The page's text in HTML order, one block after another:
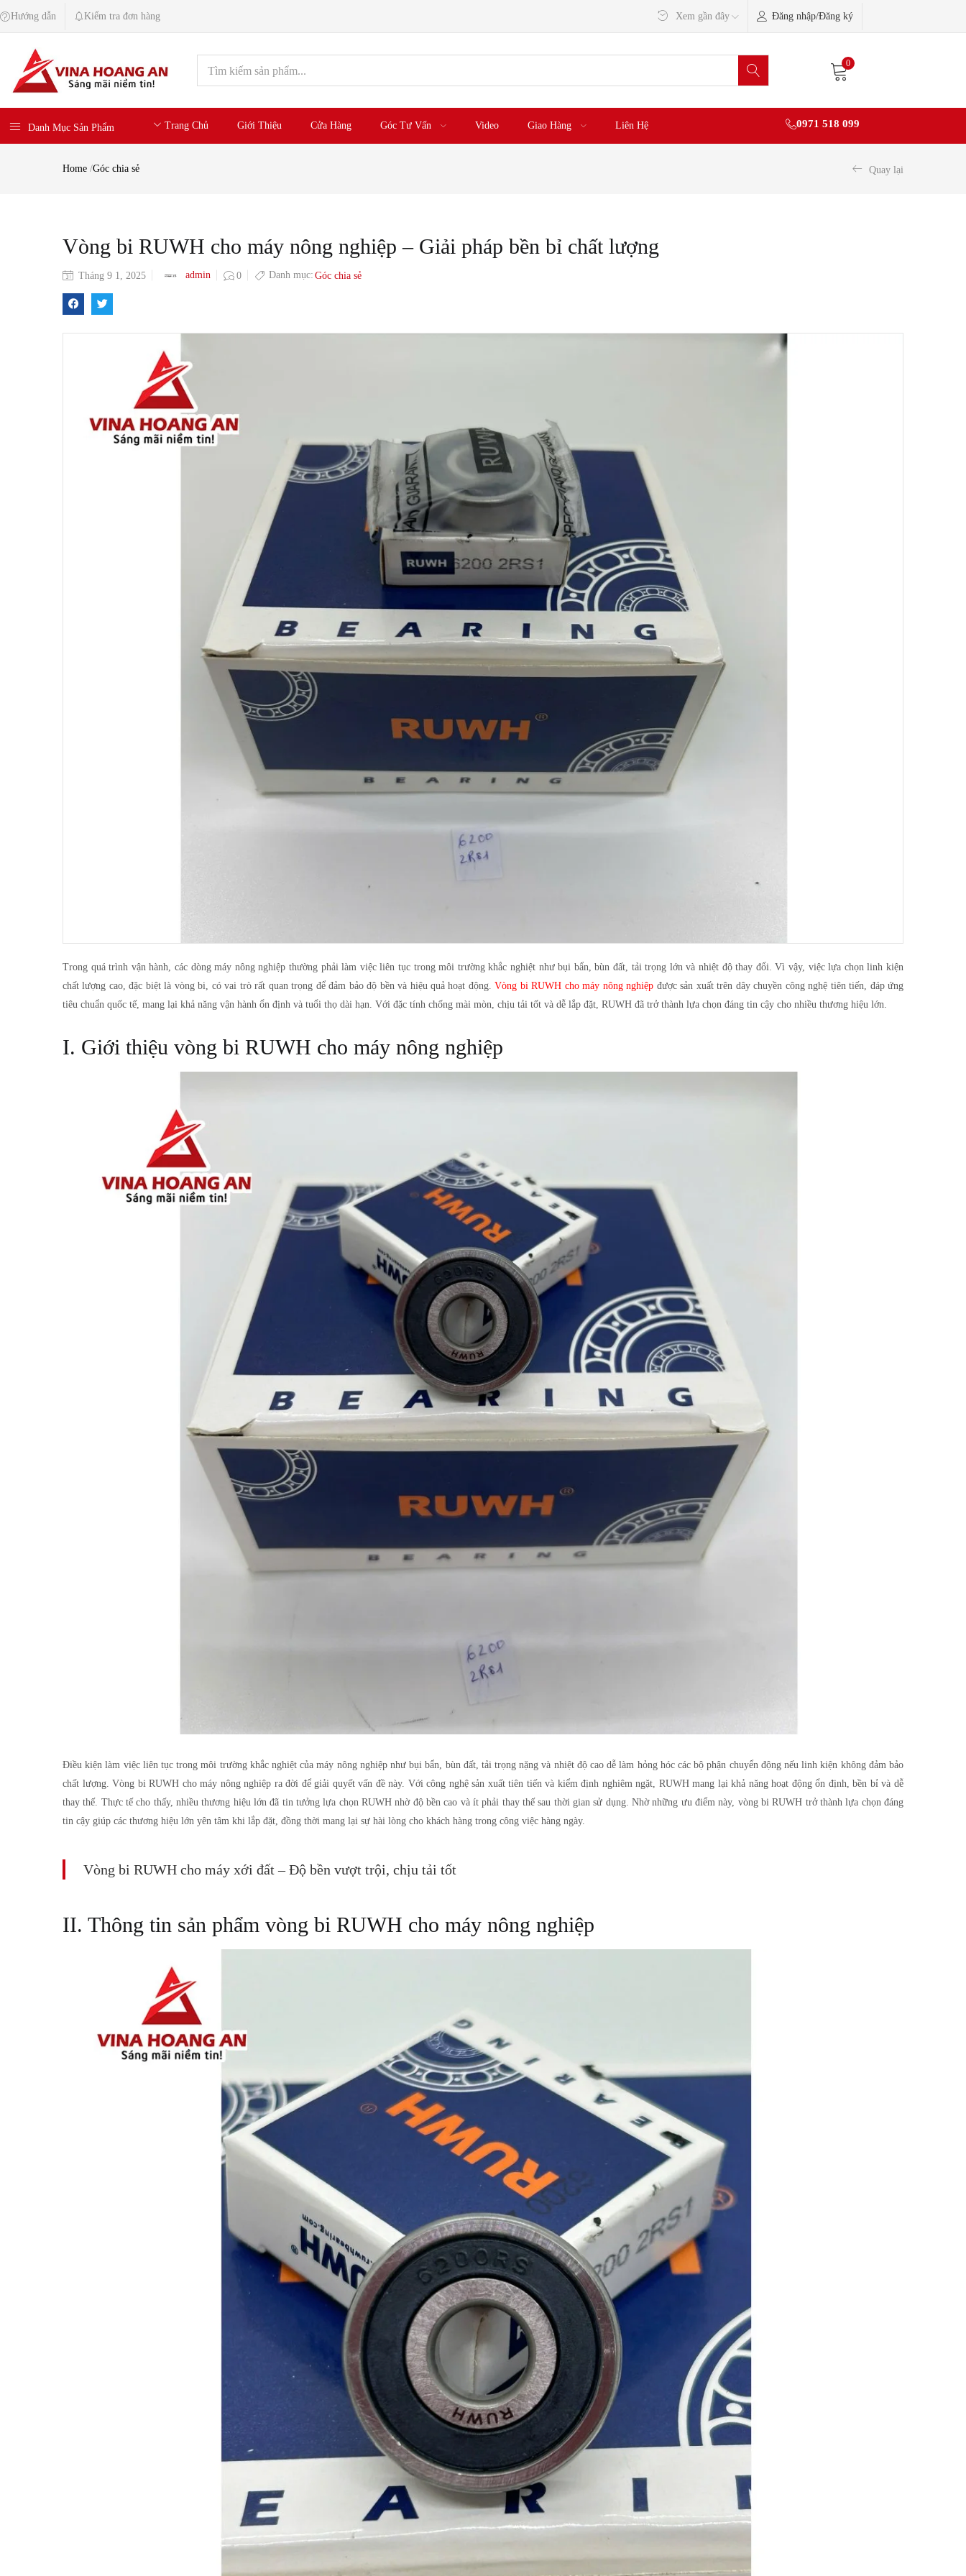
Hướng dẫn Kiểm tra đơn hàng Xem gần đây Đăng nhập/Đăng ký
0
Danh Mục Sản Phẩm Trang Chủ Giới Thiệu Cửa Hàng Góc Tư Vấn Video Giao Hàng Liên Hệ 0971 518 099
Home /Góc chia sẻ Quay lại
Vòng bi RUWH cho máy nông nghiệp – Giải pháp bền bỉ chất lượng
Tháng 9 1, 2025 admin 0 Danh mục: Góc chia sẻ
Trong quá trình vận hành, các dòng máy nông nghiệp thường phải làm việc liên tục trong môi trường khắc nghiệt như bụi bẩn, bùn đất, tải trọng lớn và nhiệt độ thay đổi. Vì vậy, việc lựa chọn linh kiện
chất lượng cao, đặc biệt là vòng bi, có vai trò rất quan trọng để đảm bảo độ bền và hiệu quả hoạt động.Vòng bi RUWH cho máy nông nghiệp được sản xuất trên dây chuyền công nghệ tiên tiến, đáp ứng
tiêu chuẩn quốc tế, mang lại khả năng vận hành ổn định và tuổi thọ dài hạn. Với đặc tính chống mài mòn, chịu tải tốt và dễ lắp đặt, RUWH đã trở thành lựa chọn đáng tin cậy cho nhiều thương hiệu lớn.
I. Giới thiệu vòng bi RUWH cho máy nông nghiệp
Điều kiện làm việc liên tục trong môi trường khắc nghiệt của máy nông nghiệp như bụi bẩn, bùn đất, tải trọng nặng và nhiệt độ cao dễ làm hỏng hóc các bộ phận chuyển động nếu linh kiện không đảm bảo
chất lượng.Vòng bi RUWH cho máy nông nghiệp ra đời để giải quyết vấn đề này. Với công nghệ sản xuất tiên tiến và kiểm định nghiêm ngặt, RUWH mang lại khả năng hoạt động ổn định, bền bỉ và dễ
thay thế. Thực tế cho thấy, nhiều thương hiệu lớn đã tin tưởng lựa chọn RUWH nhờ độ bền cao và ít phải thay thế sau thời gian sử dụng. Nhờ những ưu điểm này, vòng bi RUWH trở thành lựa chọn đáng
tin cậy giúp các thương hiệu lớn yên tâm khi lắp đặt, đồng thời mang lại sự hài lòng cho khách hàng trong công việc hàng ngày.
Vòng bi RUWH cho máy xới đất – Độ bền vượt trội, chịu tải tốt
II. Thông tin sản phẩm vòng bi RUWH cho máy nông nghiệp